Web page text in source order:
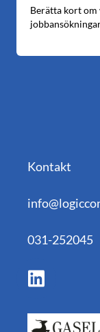
Kontakt
031-252045